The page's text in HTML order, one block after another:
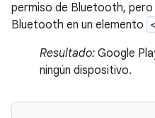
permiso de Bluetooth,
Bluetooth en un elemento
Resultado: Google
ningún dispositivo.